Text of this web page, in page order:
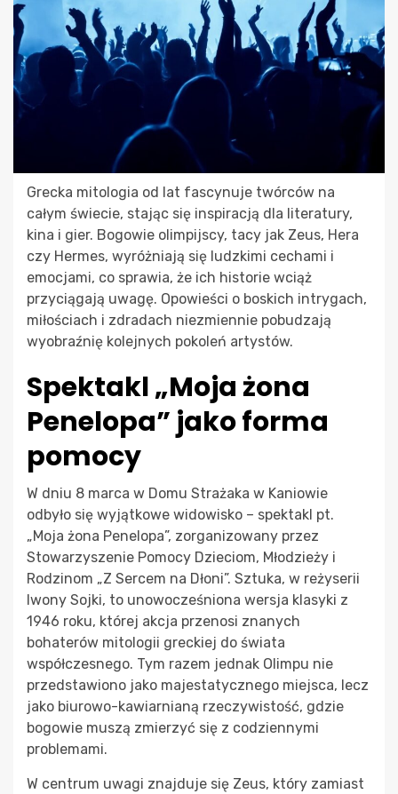
Grecka mitologia od lat fascynuje twórców na
całym świecie, stając się inspiracją dla literatury,
kina i gier. Bogowie olimpijscy, tacy jak Zeus, Hera
czy Hermes, wyróżniają się ludzkimi cechami i
emocjami, co sprawia, że ich historie wciąż
przyciągają uwagę. Opowieści o boskich intrygach,
miłościach i zdradach niezmiennie pobudzają
wyobraźnię kolejnych pokoleń artystów.
Spektakl „Moja żona
Penelopa” jako forma
pomocy
W dniu 8 marca w Domu Strażaka w Kaniowie
odbyło się wyjątkowe widowisko – spektakl pt.
„Moja żona Penelopa”, zorganizowany przez
Stowarzyszenie Pomocy Dzieciom, Młodzieży i
Rodzinom „Z Sercem na Dłoni”. Sztuka, w reżyserii
Iwony Sojki, to unowocześniona wersja klasyki z
1946 roku, której akcja przenosi znanych
bohaterów mitologii greckiej do świata
współczesnego. Tym razem jednak Olimpu nie
przedstawiono jako majestatycznego miejsca, lecz
jako biurowo-kawiarnianą rzeczywistość, gdzie
bogowie muszą zmierzyć się z codziennymi
problemami.
W centrum uwagi znajduje się Zeus, który zamiast